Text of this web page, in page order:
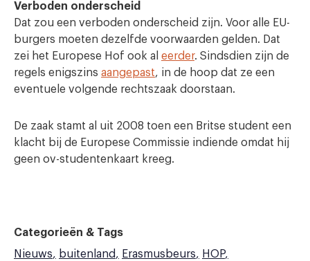
Verboden onderscheid
Dat zou een verboden onderscheid zijn. Voor alle EU-
burgers moeten dezelfde voorwaarden gelden. Dat
zei het Europese Hof ook al eerder. Sindsdien zijn de
regels enigszins aangepast, in de hoop dat ze een
eventuele volgende rechtszaak doorstaan.
De zaak stamt al uit 2008 toen een Britse student een
klacht bij de Europese Commissie indiende omdat hij
geen ov-studentenkaart kreeg.
Categorieën & Tags
Nieuws
buitenland Erasmusbeurs
HOP